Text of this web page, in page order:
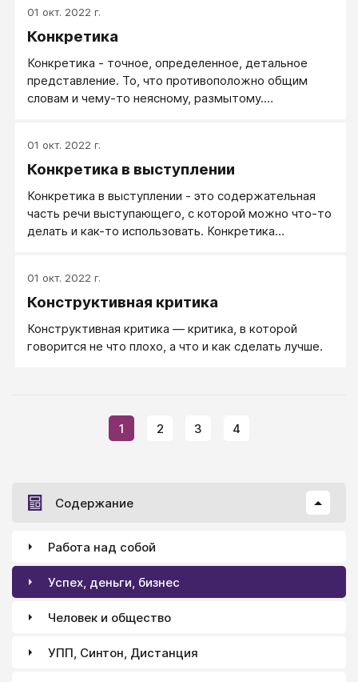
общением, переговорами. И для овладения этим
искусством в первую очередь надо научиться
двум основным категориям.
01 окт. 2022 г.
Конкретика
Конкретика - точное, определенное, детальное
представление. То, что противоположно общим
словам и чему-то неясному, размытому.
рассматриваемое во всем многообразии свойств и
отношений. Конкретика - важное требование к
01 окт. 2022 г.
Конкретика в выступлении
Конкретика в выступлении - это содержательная
часть речи выступающего, c которой можно что-то
делать и как-то использовать. Конкретика
Конкретика может быть выражена в цифрах,
именах, географических названиях и тому подобных
на свое усмотрение
01 окт. 2022 г.
Конструктивная критика
Конструктивная критика — критика, в которой
говорится не что плохо, а что и как сделать лучше.
1 2 3 4
Содержание
Работа над собой
Успех, деньги, бизнес
Человек и общество
УПП, Синтон, Дистанция